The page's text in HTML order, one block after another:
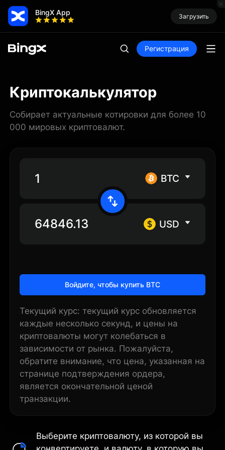
BingX App Загрузить
Регистрация
Криптокалькулятор
Собирает актуальные котировки для более 10
000 мировых криптовалют.
Выберите криптовалюту, из которой вы
BTC
USD
Войдите, чтобы купить BTC
Текущий курс: текущий курс обновляется
каждые несколько секунд, и цены на
криптовалюты могут колебаться в
зависимости от рынка. Пожалуйста,
обратите внимание, что цена, указанная на
странице подтверждения ордера,
является окончательной ценой
транзакции.